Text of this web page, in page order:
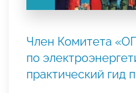
Член Комитета
по
практический гид